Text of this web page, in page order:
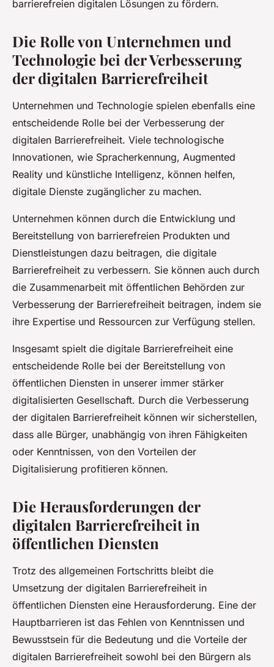
barrierefreien digitalen Lösungen zu fördern.
Die Rolle von Unternehmen und
Technologie bei der Verbesserung
der digitalen Barrierefreiheit
Unternehmen und Technologie spielen ebenfalls eine
entscheidende Rolle bei der Verbesserung der
digitalen Barrierefreiheit. Viele technologische
Innovationen, wie Spracherkennung, Augmented
Reality und künstliche Intelligenz, können helfen,
digitale Dienste zugänglicher zu machen.
Unternehmen können durch die Entwicklung und
Bereitstellung von barrierefreien Produkten und
Dienstleistungen dazu beitragen, die digitale
Barrierefreiheit zu verbessern. Sie können auch durch
die Zusammenarbeit mit öffentlichen Behörden zur
Verbesserung der Barrierefreiheit beitragen, indem sie
ihre Expertise und Ressourcen zur Verfügung stellen.
Insgesamt spielt die digitale Barrierefreiheit eine
entscheidende Rolle bei der Bereitstellung von
öffentlichen Diensten in unserer immer stärker
digitalisierten Gesellschaft. Durch die Verbesserung
der digitalen Barrierefreiheit können wir sicherstellen,
dass alle Bürger, unabhängig von ihren Fähigkeiten
oder Kenntnissen, von den Vorteilen der
Digitalisierung profitieren können.
Die Herausforderungen der
digitalen Barrierefreiheit in
öffentlichen Diensten
Trotz des allgemeinen Fortschritts bleibt die
Umsetzung der digitalen Barrierefreiheit in
öffentlichen Diensten eine Herausforderung. Eine der
Hauptbarrieren ist das Fehlen von Kenntnissen und
Bewusstsein für die Bedeutung und die Vorteile der
digitalen Barrierefreiheit sowohl bei den Bürgern als